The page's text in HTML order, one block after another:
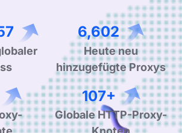
10,907
Heute neu
hinzugefügte Proxys
178+
Globale HTTP-Proxy-
Knoten